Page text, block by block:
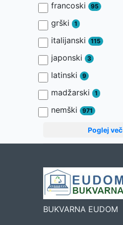
francoski 95
grški 1
italijanski 115
japonski 3
latinski 9
madžarski 1
nemški 971
Poglej več
BUKVARNA EUDOM